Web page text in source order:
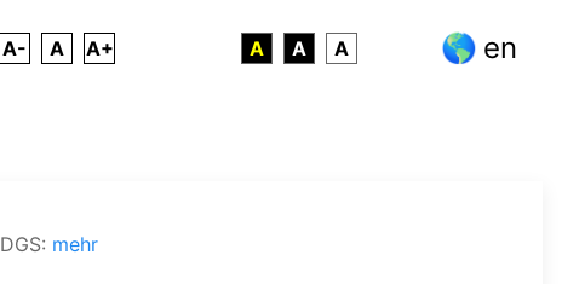
A- A A+ A A A en
DGS: mehr